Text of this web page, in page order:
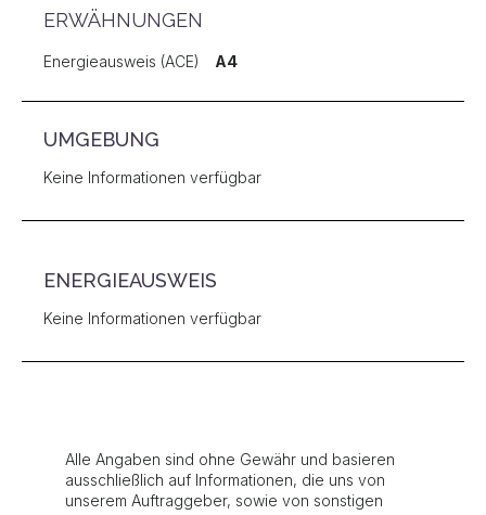
ERWÄHNUNGEN
Energieausweis (ACE) A4
UMGEBUNG
Keine Informationen verfügbar
ENERGIEAUSWEIS
Keine Informationen verfügbar
Alle Angaben sind ohne Gewähr und basieren
ausschließlich auf Informationen, die uns von
unserem Auftraggeber, sowie von sonstigen